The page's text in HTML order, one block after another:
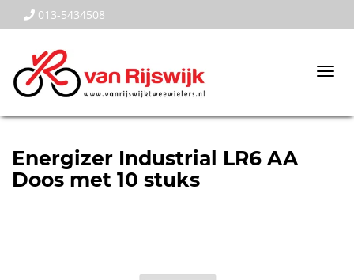
013-5434508
Energizer Industrial LR6 AA
Doos met 10 stuks